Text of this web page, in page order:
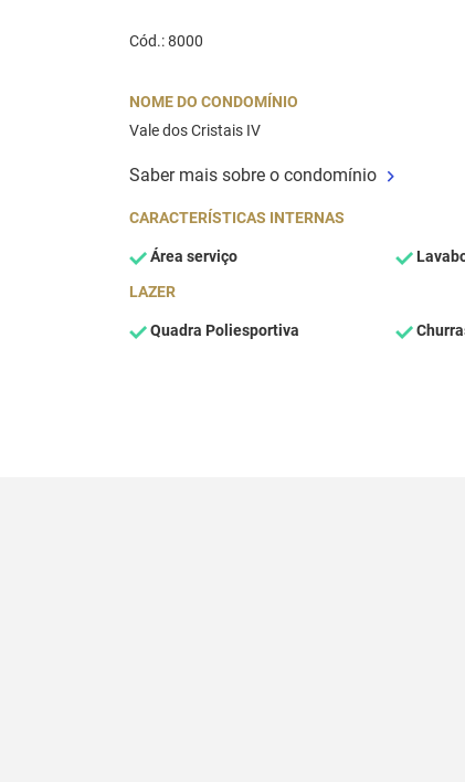
Cód.: 8000
NOME DO CONDOMÍNIO
Vale dos Cristais IV
Saber mais sobre o condomínio
CARACTERÍSTICAS INTERNAS
Área serviço
LAZER
Quadra Poliesportiva